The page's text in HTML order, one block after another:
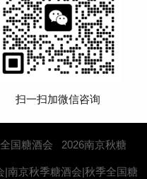
扫一扫加微信咨询
国糖酒会 2026南京秋糖
南京秋季糖酒会|秋季全国糖